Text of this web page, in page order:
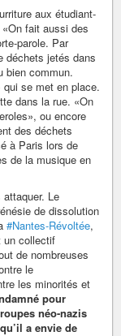
aux étudiant-
fait aussi des
parole. Par
déchets jetés dans
bien commun.
se met en place.
dans la rue. «On
ou encore
des déchets
à Paris lors de
de la musique en
Le
de dissolution
#Nantes-Révoltée,
un collectif
de nombreuses
le
les minorités et
pour
néo-nazis
a envie de